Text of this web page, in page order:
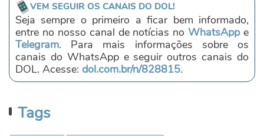
VEM SEGUIR OS CANAIS DO DOL!
Seja sempre o primeiro a ficar bem informado,
entre no nosso canal de notícias noWhatsAppe
Telegram. Para mais informações sobre os
canais do WhatsApp e seguir outros canais do
DOL. Acesse: dol.com.br/n/828815.
Tags